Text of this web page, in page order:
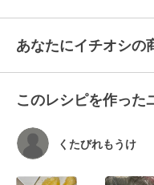
あなたにイチオシの
このレシピを作った
くたびれもうけ